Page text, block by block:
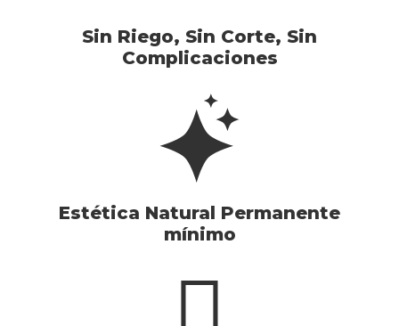
Sin Riego, Sin Corte, Sin
Complicaciones
Estética Natural Permanente
mínimo